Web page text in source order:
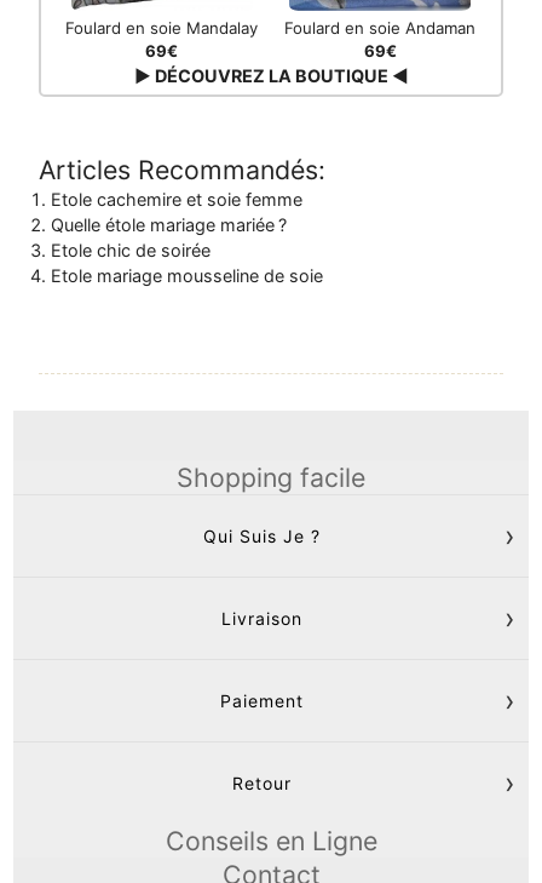
Foulard en soie Mandalay
69€
Foulard en soie Andaman
69€
▶ DÉCOUVREZ LA BOUTIQUE ◀
Articles Recommandés:
Etole cachemire et soie femme
Quelle étole mariage mariée ?
Etole chic de soirée
Etole mariage mousseline de soie
Shopping facile
Qui Suis Je ?
Livraison
Paiement
Retour
Conseils en Ligne
Contact